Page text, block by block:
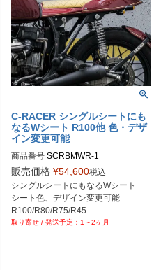
C-RACER シングルシートにも
なるWシート R100他 色・デザ
イン変更可能
商品番号
販売価格 ¥54,600税込
シングルシートにもなるWシート
シート色、デザイン変更可能
1～2ヶ月